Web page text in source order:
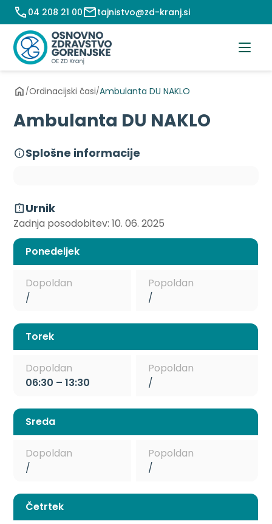
Preskoči
na
vsebino
04 208 21 00 tajnistvo@zd-kranj.si
/Ordinacijski časi/Ambulanta DU NAKLO
Ambulanta DU NAKLO
Splošne informacije
Urnik
Zadnja posodobitev: 10. 06. 2025
Ponedeljek
Dopoldan
/
Popoldan
/
Torek
Dopoldan
06:30 – 13:30
Popoldan
/
Sreda
Dopoldan
/
Popoldan
/
Četrtek